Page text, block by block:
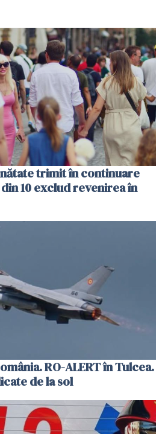
trimit în continuare
10 exclud revenirea în
RO-ALERT în Tulcea.
de la sol